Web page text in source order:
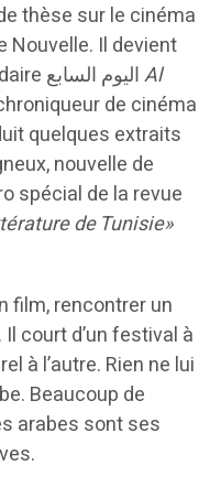
thèse sur le cinéma
Nouvelle. Il devient
Al
de cinéma
quelques extraits
spécial de la revue
de Tunisie»
film, rencontrer un
court d’un festival à
à l’autre. Rien ne lui
Beaucoup de
arabes sont ses